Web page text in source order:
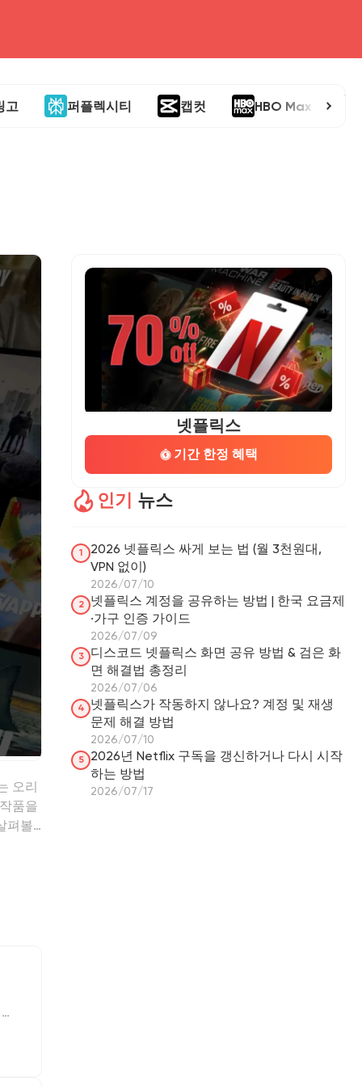
고 퍼플렉시티 캡컷 HBO Max
오리
품을
펴볼
넷플릭스
기간 한정 혜택
인기 뉴스
1
2026 넷플릭스 싸게 보는 법 (월 3천원대,
VPN 없이)
2026/07/10
2
넷플릭스 계정을 공유하는 방법 | 한국 요금제
·가구 인증 가이드
2026/07/09
3
디스코드 넷플릭스 화면 공유 방법 & 검은 화
면 해결법 총정리
2026/07/06
4
넷플릭스가 작동하지 않나요? 계정 및 재생
문제 해결 방법
2026/07/10
5
2026년 Netflix 구독을 갱신하거나 다시 시작
하는 방법
2026/07/17